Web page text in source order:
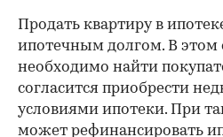
Продать квартиру в
ипотечным долгом. В этом
необходимо найти
согласится приобрести
условиями ипотеки. При
может рефинансировать